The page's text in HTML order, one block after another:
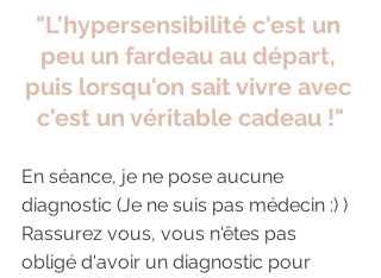
"L'hypersensibilité c'est un
peu un fardeau au départ,
puis lorsqu'on sait vivre avec
c'est un véritable cadeau !"
En séance, je ne pose aucune
diagnostic (Je ne suis pas médecin :) )
Rassurez vous, vous n'êtes pas
obligé d'avoir un diagnostic pour